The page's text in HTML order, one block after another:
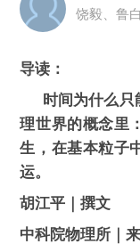
导读：
时间为什么只
理世界的概念里
生，在基本粒子
运。
胡江平｜撰文
中科院物理所｜